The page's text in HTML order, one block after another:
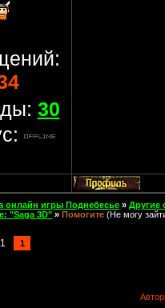
30
онлайн игры Поднебесье » Другие
"Saga 3D" » Помогите (Не могу
1 1